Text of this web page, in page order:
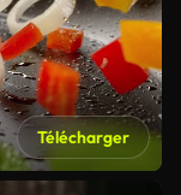
Télécharger